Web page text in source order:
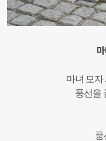
마녀 모자
풍선을
풍